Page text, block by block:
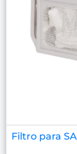
Filtro para